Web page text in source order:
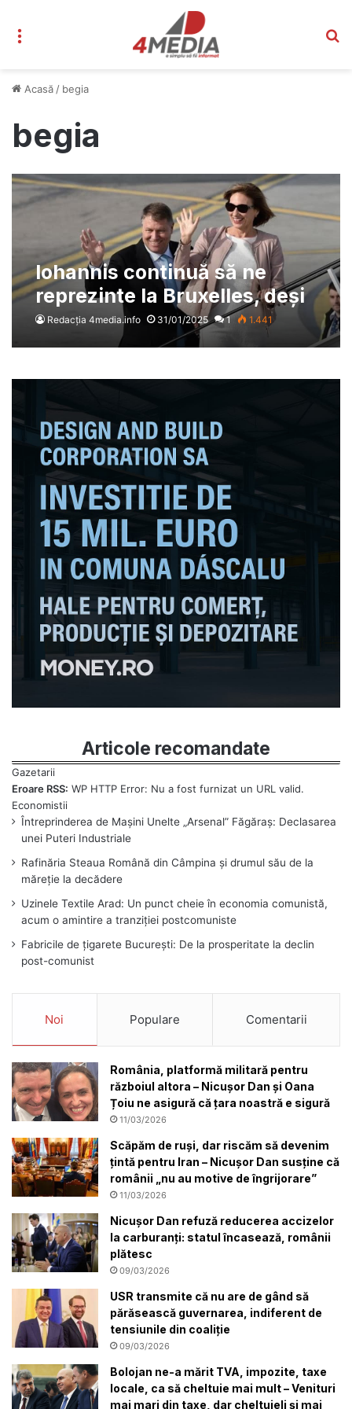
Acasă / begia
begia
Iohannis continuă să ne
reprezinte la Bruxelles, deși
mandatul său s-a încheiat –
Întâlniri în Belgia pe teme de
Redacția 4media.info 31/01/2025 1 1.441
Articole recomandate
Eroare RSS: WP HTTP Error: Nu a fost furnizat un URL valid.
Întreprinderea de Mașini Unelte „Arsenal” Făgăraș: Declasarea
unei Puteri Industriale
Rafinăria Steaua Română din Câmpina și drumul său de la
măreție la decădere
Uzinele Textile Arad: Un punct cheie în economia comunistă,
acum o amintire a tranziției postcomuniste
Fabricile de țigarete București: De la prosperitate la declin
post-comunist
Noi Populare Comentarii
România, platformă militară pentru
războiul altora – Nicușor Dan și Oana
Țoiu ne asigură că țara noastră e sigură
11/03/2026
Scăpăm de ruși, dar riscăm să devenim
țintă pentru Iran – Nicușor Dan susține că
românii „nu au motive de îngrijorare”
11/03/2026
Nicușor Dan refuză reducerea accizelor
la carburanți: statul încasează, românii
plătesc
09/03/2026
USR transmite că nu are de gând să
părăsească guvernarea, indiferent de
tensiunile din coaliție
09/03/2026
Bolojan ne-a mărit TVA, impozite, taxe
locale, ca să cheltuie mai mult – Venituri
mai mari din taxe, dar cheltuieli și mai